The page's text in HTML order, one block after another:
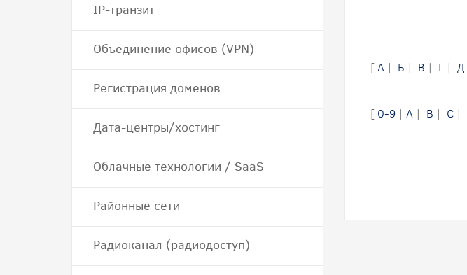
[А | Б | В | Г | Д
[ 0-9| A| B | C|
IP-транзит
Объединение офисов (VPN)
Регистрация доменов
Дата-центры/хостинг
Облачные технологии / SaaS
Районные сети
Радиоканал (радиодоступ)